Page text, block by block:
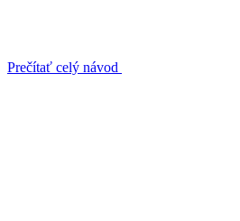
Prečítať celý návod